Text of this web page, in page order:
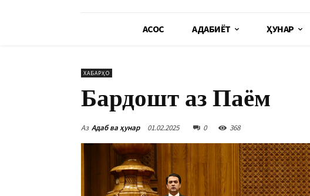
АСОСӢ АДАБИЁТ ҲУНАР
ХАБАРҲО
Бардошт аз Паём
Аз Адаб ва ҳунар 01.02.2025 0 368